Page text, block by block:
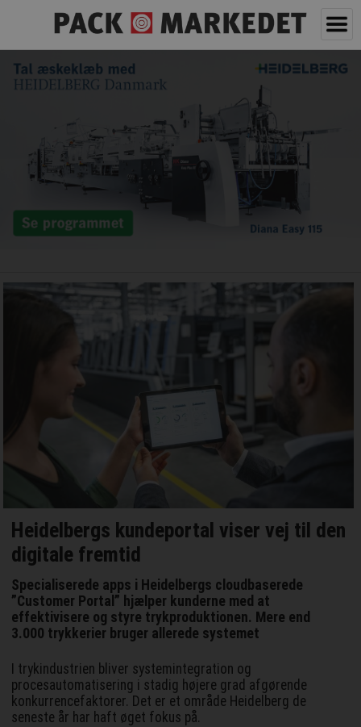
Heidelbergs kundeportal viser vej til den
digitale fremtid
Specialiserede apps i Heidelbergs cloudbaserede
”Customer Portal” hjælper kunderne med at
effektivisere og styre trykproduktionen. Mere end
3.000 trykkerier bruger allerede systemet
I trykindustrien bliver systemintegration og
procesautomatisering i stadig højere grad afgørende
konkurrencefaktorer. Det er et område Heidelberg de
seneste år har haft øget fokus på.